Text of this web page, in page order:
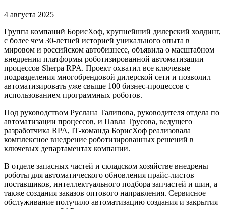
4 августа 2025
Группа компаний БорисХоф, крупнейший дилерский холдинг,
с более чем 30-летней историей уникального опыта в
мировом и российском автобизнесе, объявила о масштабном
внедрении платформы роботизированной автоматизации
процессов Sherpa RPA. Проект охватил все ключевые
подразделения многобрендовой дилерской сети и позволил
автоматизировать уже свыше 100 бизнес-процессов с
использованием программных роботов.
Под руководством Руслана Талипова, руководителя отдела по
автоматизации процессов, и Павла Трусова, ведущего
разработчика RPA, IT-команда БорисХоф реализовала
комплексное внедрение роботизированных решений в
ключевых департаментах компании.
В отделе запасных частей и складском хозяйстве внедрены
роботы для автоматического обновления прайс-листов
поставщиков, интеллектуального подбора запчастей и шин, а
также создания заказов оптового направления. Сервисное
обслуживание получило автоматизацию создания и закрытия